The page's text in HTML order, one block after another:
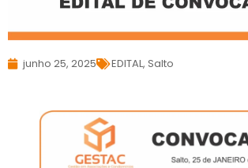
junho 25, 2025 EDITAL, Salto